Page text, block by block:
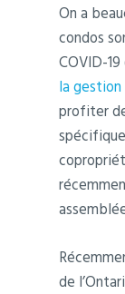
On a
condos
COVID-19
la
profiter
de